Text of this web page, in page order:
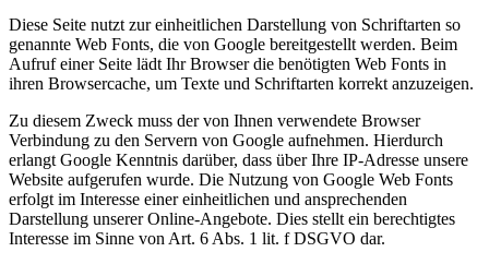
Diese Seite nutzt zur einheitlichen Darstellung von Schriftarten so
genannte Web Fonts, die von Google bereitgestellt werden. Beim
Aufruf einer Seite lädt Ihr Browser die benötigten Web Fonts in
ihren Browsercache, um Texte und Schriftarten korrekt anzuzeigen.
Zu diesem Zweck muss der von Ihnen verwendete Browser
Verbindung zu den Servern von Google aufnehmen. Hierdurch
erlangt Google Kenntnis darüber, dass über Ihre IP-Adresse unsere
Website aufgerufen wurde. Die Nutzung von Google Web Fonts
erfolgt im Interesse einer einheitlichen und ansprechenden
Darstellung unserer Online-Angebote. Dies stellt ein berechtigtes
Interesse im Sinne von Art. 6 Abs. 1 lit. f DSGVO dar.